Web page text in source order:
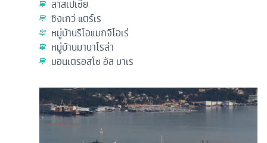
ลาสเปเซีย
ชิงเกว่ แตร์เร
หมู่บ้านริโอแมกจิโอเร่
หมู่บ้านมานาโรล่า
มอนเตรอสโซ อัล มาเร